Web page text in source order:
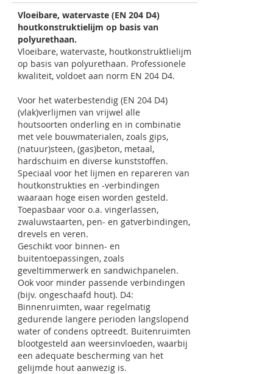
Vloeibare, watervaste (EN 204 D4)
houtkonstruktielijm op basis van
polyurethaan.
Vloeibare, watervaste, houtkonstruktlielijm
op basis van polyurethaan. Professionele
kwaliteit, voldoet aan norm EN 204 D4.
Voor het waterbestendig (EN 204 D4)
(vlak)verlijmen van vrijwel alle
houtsoorten onderling en in combinatie
met vele bouwmaterialen, zoals gips,
(natuur)steen, (gas)beton, metaal,
hardschuim en diverse kunststoffen.
Speciaal voor het lijmen en repareren van
houtkonstrukties en -verbindingen
waaraan hoge eisen worden gesteld.
Toepasbaar voor o.a. vingerlassen,
zwaluwstaarten, pen- en gatverbindingen,
drevels en veren.
Geschikt voor binnen- en
buitentoepassingen, zoals
geveltimmerwerk en sandwichpanelen.
Ook voor minder passende verbindingen
(bijv. ongeschaafd hout). D4:
Binnenruimten, waar regelmatig
gedurende langere perioden langslopend
water of condens optreedt. Buitenruimten
blootgesteld aan weersinvloeden, waarbij
een adequate bescherming van het
gelijmde hout aanwezig is.